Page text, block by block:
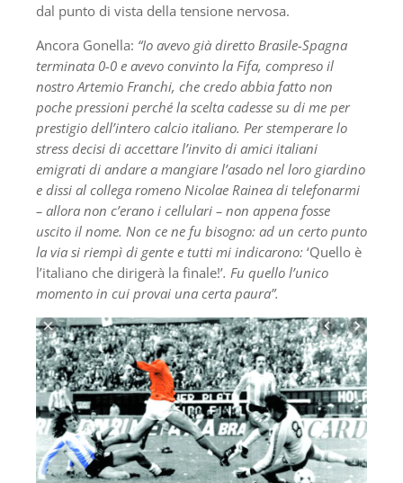
dal punto di vista della tensione nervosa.
Ancora Gonella: “Io avevo già diretto Brasile-Spagna
terminata 0-0 e avevo convinto la Fifa, compreso il
nostro Artemio Franchi, che credo abbia fatto non
poche pressioni perché la scelta cadesse su di me per
prestigio dell’intero calcio italiano. Per stemperare lo
stress decisi di accettare l’invito di amici italiani
emigrati di andare a mangiare l’asado nel loro giardino
e dissi al collega romeno Nicolae Rainea di telefonarmi
– allora non c’erano i cellulari – non appena fosse
uscito il nome. Non ce ne fu bisogno: ad un certo punto
la via si riempì di gente e tutti mi indicarono: ‘Quello è
l’italiano che dirigerà la finale!’. Fu quello l’unico
momento in cui provai una certa paura”.